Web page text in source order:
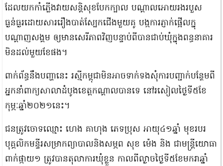
ដែល​យក​កាំភ្លើង​វាយ​សន្តិសុខ​បែកក្បាល បណ្តាលអោយ​រងរបួស​
ធ្ងន់ធ្ងរ​ដោយសារ​រឿង​បាត់​ស្បែកជើង​មួយគូ បង្ក​ការភ្ញាក់ផ្អើល​ក្នុ​
បណ្តាញ​សង្គម ឲ្យ​មាន​សេរីភាព​វិញ​បន្ទាប់ពី​បាន​ជាប់ឃុំ​ក្នុង​ពន្ធនាគារ​
មិន​ដល់​មួយខែ​ផង​។​
​ពាក់ព័ន្ធ​នឹង​បញ្ហា​នេះ រស្មី​កម្ពុជា​មិនអាច​ទាក់ទង​សុំ​ការបញ្ជាក់​បន្ថែម​ពី​
អ្នកនាំពាក្យ​សាលាដំបូង​ខេត្តកណ្តាល​បានទេ នៅ​រសៀល​ថ្ងៃទី​៥​ខែ
កុម្ភៈ​ឆ្នាំ​២០២១​នេះ​។​
​ជន​ត្រូវ​ចោទ​ឈ្មោះ ហេង គា​ហុង ភេទ​ប្រុស អាយុ​៤១​ឆ្នាំ មុខរបរ​
បុគ្គលិក​ម​ន្ទីរ​សម្រាក​ព្យាបាល​និង​សម្ភព សុខ ម៉េង និង ជា​មន្ត្រី​យោធា​
ពាក់​ផ្កាយ​១ ត្រូវបាន​តុលាការ​ឃុំខ្លួន កាលពី​ល្ងាច​ថ្ងៃទី​៥​ខែមករា​ឆ្នាំ​